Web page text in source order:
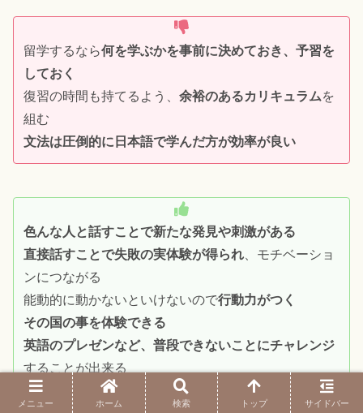
留学するなら何を学ぶかを事前に決めておき、予習を
しておく
復習の時間も持てるよう、 余裕のあるカリキュラムを
組む
文法は圧倒的に日本語で学んだ方が効率が良い
色んな人と話すことで新たな発見や刺激がある
直接話すことで失敗の実体験が得られ 、モチベーショ
ンにつながる
能動的に動かないといけないので行動力がつく
その国の事を体験できる
英語のプレゼンなど、普段できないことにチャレンジ
することが出来る
メニュー ホーム 検索 トップ サイドバー